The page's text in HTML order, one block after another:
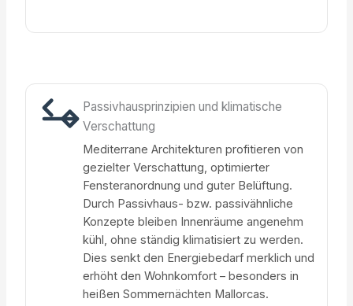
Passivhausprinzipien und klimatische
Verschattung
Mediterrane Architekturen profitieren von
gezielter Verschattung, optimierter
Fensteranordnung und guter Belüftung.
Durch Passivhaus- bzw. passivähnliche
Konzepte bleiben Innenräume angenehm
kühl, ohne ständig klimatisiert zu werden.
Dies senkt den Energiebedarf merklich und
erhöht den Wohnkomfort – besonders in
heißen Sommernächten Mallorcas.